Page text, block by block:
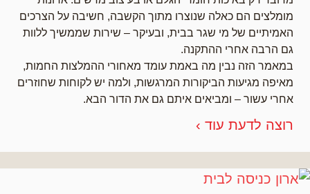
מומלצים הם כאלה שנוצרו מתוך הקשבה, חשיבה על הצרכים
האמיתיים של מי שגר בבית, ובעיקר – שירות שממשיך ללוות
גם הרבה אחרי ההתקנה.
במאמר הזה נבין מה באמת עומד מאחורי ההמלצות החמות,
מאיפה מגיעות הביקורות המרגשות, ולמה יש לקוחות שחוזרים
אחרי עשור – ומביאים איתם גם את הדור הבא.
רוצה לדעת עוד ›